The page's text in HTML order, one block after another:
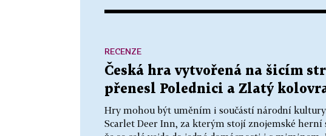
Česká hra vytvořená na šicím
přenesl Polednici a Zlatý
Hry mohou být uměním i součástí národní
Scarlet Deer Inn, za kterým stojí znojemské herní
RECENZE